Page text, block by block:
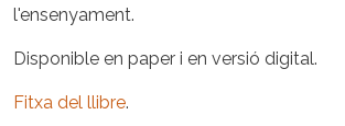
l'ensenyament.
Disponible en paper i en versió digital.
Fitxa del llibre.